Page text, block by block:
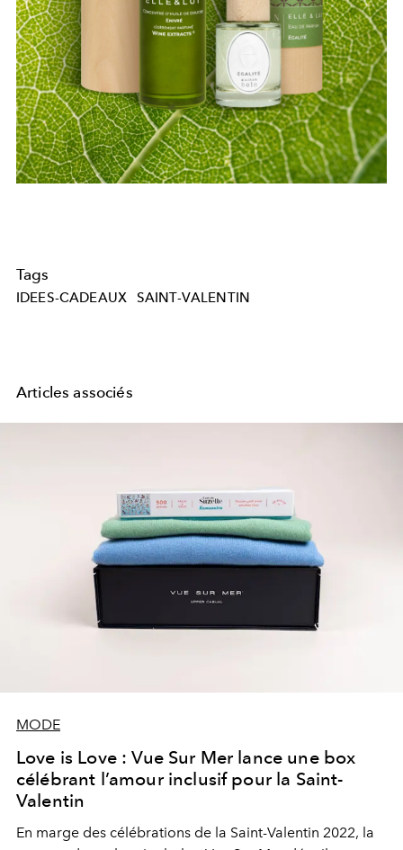
Tags
IDEES-CADEAUX SAINT-VALENTIN
Articles associés
MODE
Love is Love : Vue Sur Mer lance une box
célébrant l’amour inclusif pour la Saint-
Valentin
En marge des célébrations de la Saint-Valentin 2022, la